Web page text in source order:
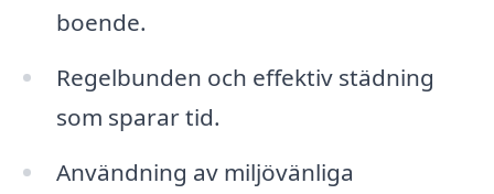
boende.
Regelbunden och effektiv städning
som sparar tid.
Användning av miljövänliga